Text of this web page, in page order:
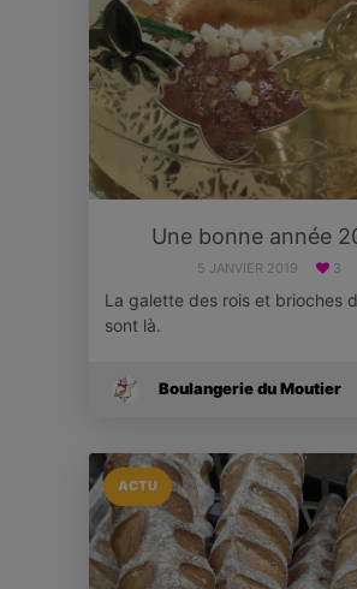
Une bonne année
5 JANVIER 2019 3
La galette des rois et brioches
sont là.
Boulangerie du Moutier
ACTU